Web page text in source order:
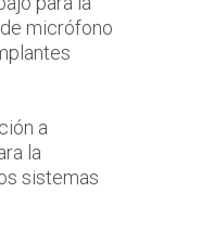
micrófono
a
la
sistemas